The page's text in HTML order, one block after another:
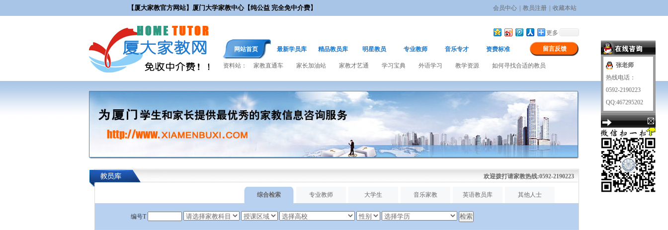
【厦大家教官方网站】厦门大学家教中心【纯公益 完全免中介费】！为您和您的孩子提供最优质的服务！ 会员中心 教员注册 收藏本站
更多
网站首页 最新学员库 精品教员库 明星教员 专业教师 音乐专才 资费标准 留言反馈
资料站： 家教直通车 家长加油站 家教才艺通 学习宝典 外语学习 教学资源 如何寻找合适的教员
欢迎拨打请家教热线:0592-2190223
综合检索 专业教师 大学生 音乐家教 英语教员库 其他人士
编号T
张老师
热线电话：
0592-2190223
QQ:467295202